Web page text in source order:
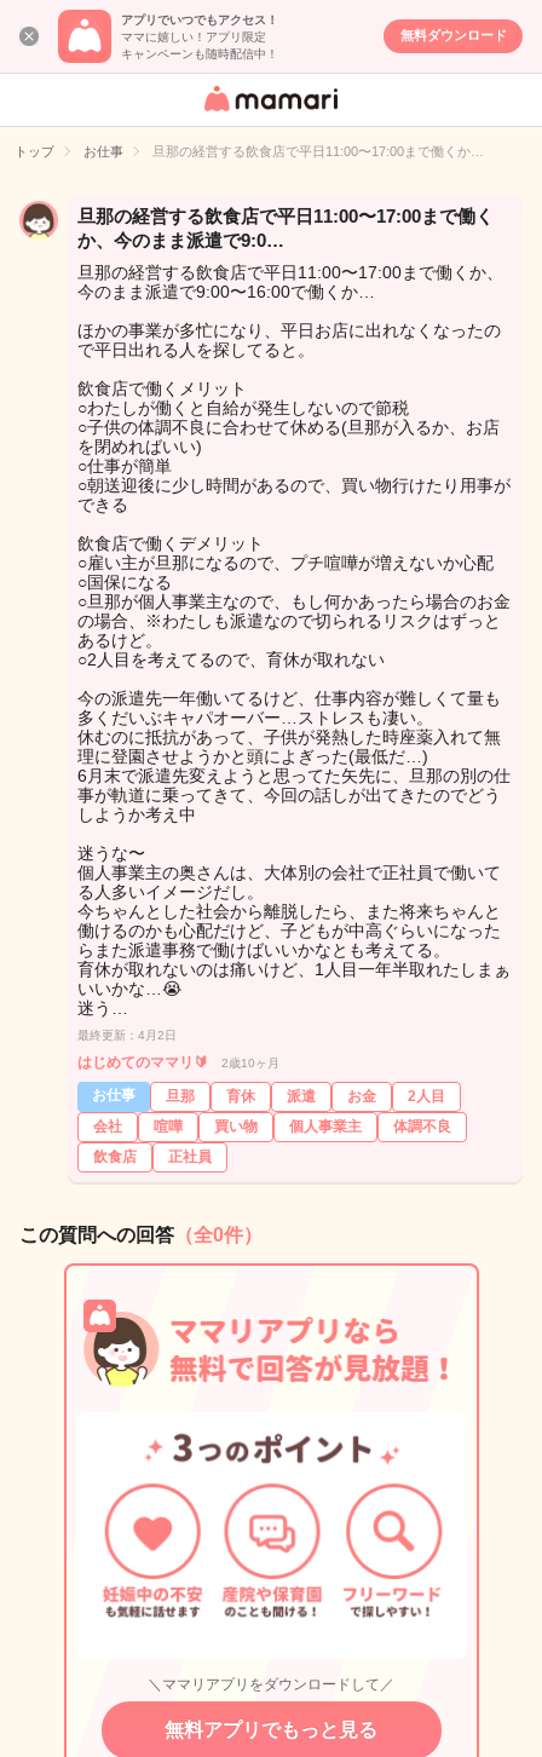
アプリでいつでもアクセス！
ママに嬉しい！アプリ限定
キャンペーンも随時配信中！
無料ダウンロード
女性専用匿名QA
イト
トップ お仕事 旦那の経営する飲食店で平日11:00〜17:00まで働くか…
旦那の経営する飲食店で平日11:00〜17:00まで働く
か、今のまま派遣で9:0…
旦那の経営する飲食店で平日11:00〜17:00まで働くか、
今のまま派遣で9:00〜16:00で働くか…
ほかの事業が多忙になり、平日お店に出れなくなったの
で平日出れる人を探してると。
飲食店で働くメリット
○わたしが働くと自給が発生しないので節税
○子供の体調不良に合わせて休める(旦那が入るか、お店
を閉めればいい)
○仕事が簡単
○朝送迎後に少し時間があるので、買い物行けたり用事が
できる
飲食店で働くデメリット
○雇い主が旦那になるので、プチ喧嘩が増えないか心配
○国保になる
○旦那が個人事業主なので、もし何かあったら場合のお金
の場合、※わたしも派遣なので切られるリスクはずっと
あるけど。
○2人目を考えてるので、育休が取れない
今の派遣先一年働いてるけど、仕事内容が難しくて量も
多くだいぶキャパオーバー…ストレスも凄い。
休むのに抵抗があって、子供が発熱した時座薬入れて無
理に登園させようかと頭によぎった(最低だ…)
6月末で派遣先変えようと思ってた矢先に、旦那の別の仕
事が軌道に乗ってきて、今回の話しが出てきたのでどう
しようか考え中
迷うな〜
個人事業主の奥さんは、大体別の会社で正社員で働いて
る人多いイメージだし。
今ちゃんとした社会から離脱したら、また将来ちゃんと
働けるのかも心配だけど、子どもが中高ぐらいになった
らまた派遣事務で働けばいいかなとも考えてる。
育休が取れないのは痛いけど、1人目一年半取れたしまぁ
いいかな…😭
迷う…
最終更新：4月2日
はじめてのママリ🔰 2歳10ヶ月
お仕事 旦那 育休 派遣 お金
2人目
会社
喧嘩 買い物 個人事業主
体調不良
飲食店
正社員
この質問への回答 （全0件）
＼ママリアプリをダウンロードして／
無料アプリでもっと見る